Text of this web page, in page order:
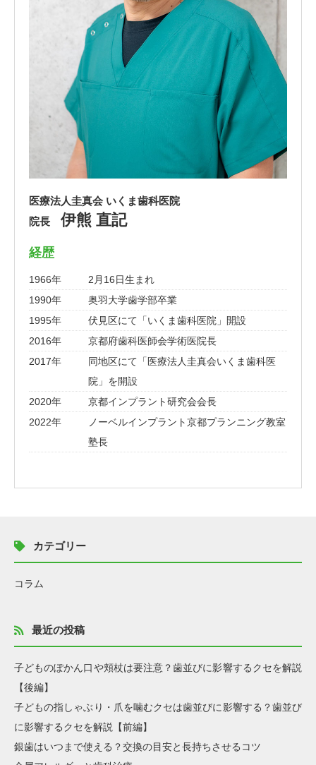
医療法人圭真会 いくま歯科医院
院長 伊熊 直記
経歴
1966年
2月16日生まれ
1990年
奥羽大学歯学部卒業
1995年
伏見区にて「いくま歯科医院」開設
2016年
京都府歯科医師会学術医院長
2017年
同地区にて「医療法人圭真会いくま歯科医
院」を開設
2020年
京都インプラント研究会会長
2022年
ノーベルインプラント京都プランニング教室
塾長
カテゴリー
コラム
最近の投稿
子どものぽかん口や頬杖は要注意？歯並びに影響するクセを解説
【後編】
子どもの指しゃぶり・爪を噛むクセは歯並びに影響する？歯並び
に影響するクセを解説【前編】
銀歯はいつまで使える？交換の目安と長持ちさせるコツ